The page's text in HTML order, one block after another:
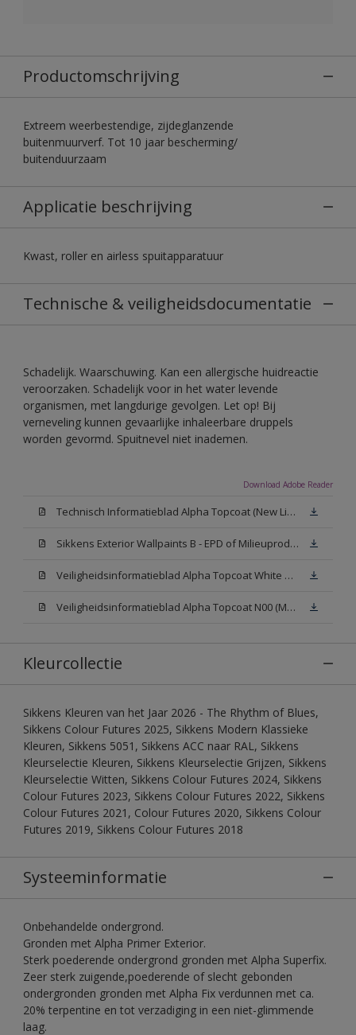
Productomschrijving
Extreem weerbestendige, zijdeglanzende
buitenmuurverf. Tot 10 jaar bescherming/
buitenduurzaam
Applicatie beschrijving
Kwast, roller en airless spuitapparatuur
Technische & veiligheidsdocumentatie
Schadelijk. Waarschuwing. Kan een allergische huidreactie
veroorzaken. Schadelijk voor in het water levende
organismen, met langdurige gevolgen. Let op! Bij
verneveling kunnen gevaarlijke inhaleerbare druppels
worden gevormd. Spuitnevel niet inademen.
Download Adobe Reader
Technisch Informatieblad Alpha Topcoat (New Livery) (PDF)
Sikkens Exterior Wallpaints B - EPD of Milieuproductverklaring
Veiligheidsinformatieblad Alpha Topcoat White W05 (MSDS)
Veiligheidsinformatieblad Alpha Topcoat N00 (MSDS)
Kleurcollectie
Sikkens Kleuren van het Jaar 2026 - The Rhythm of Blues,
Sikkens Colour Futures 2025, Sikkens Modern Klassieke
Kleuren, Sikkens 5051, Sikkens ACC naar RAL, Sikkens
Kleurselectie Kleuren, Sikkens Kleurselectie Grijzen, Sikkens
Kleurselectie Witten, Sikkens Colour Futures 2024, Sikkens
Colour Futures 2023, Sikkens Colour Futures 2022, Sikkens
Colour Futures 2021, Colour Futures 2020, Sikkens Colour
Futures 2019, Sikkens Colour Futures 2018
Systeeminformatie
Onbehandelde ondergrond.
Gronden met Alpha Primer Exterior.
Sterk poederende ondergrond gronden met Alpha Superfix.
Zeer sterk zuigende,poederende of slecht gebonden
ondergronden gronden met Alpha Fix verdunnen met ca.
20% terpentine en tot verzadiging in een niet-glimmende
laag.